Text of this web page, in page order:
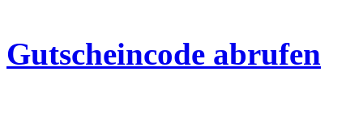
Gutscheincode abrufen